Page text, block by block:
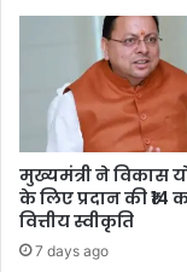
मुख्यमंत्री ने विकास
के लिए प्रदान की ₹14
वित्तीय स्वीकृति
7 days ago